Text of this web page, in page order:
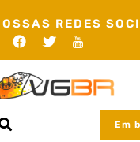
REDES
Em